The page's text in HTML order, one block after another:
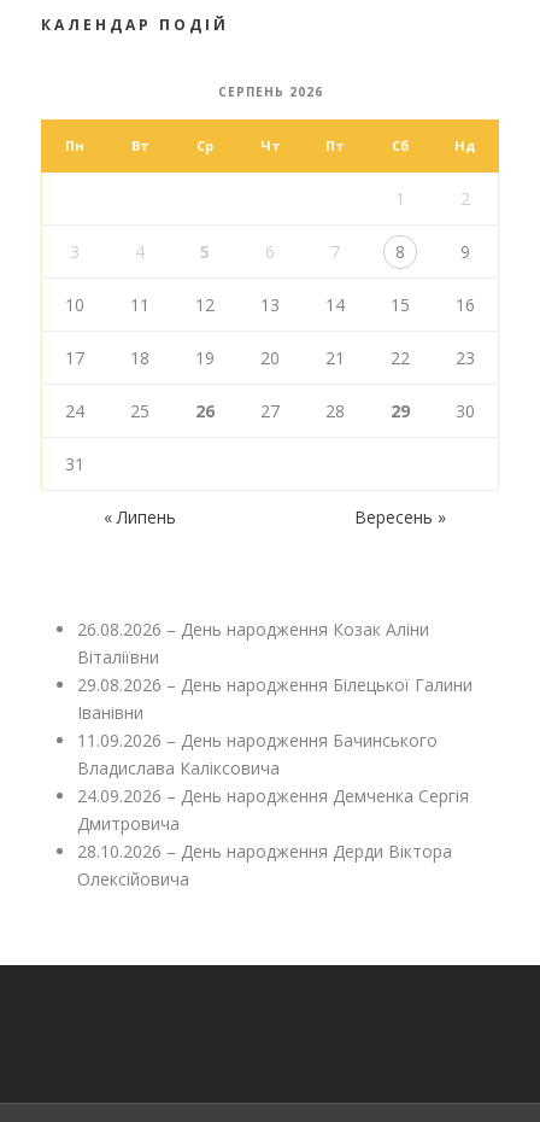
КАЛЕНДАР ПОДІЙ
СЕРПЕНЬ 2026
Пн Вт Ср Чт Пт Сб Нд
1 2
3 4 5 6 7 8 9
10 11 12 13 14 15 16
17 18 19 20 21 22 23
24 25 26 27 28 29 30
31
« Липень Вересень »
26.08.2026 – День народження Козак Аліни
Віталіївни
29.08.2026 – День народження Білецької Галини
Іванівни
11.09.2026 – День народження Бачинського
Владислава Каліксовича
24.09.2026 – День народження Демченка Сергія
Дмитровича
28.10.2026 – День народження Дерди Віктора
Олексійовича